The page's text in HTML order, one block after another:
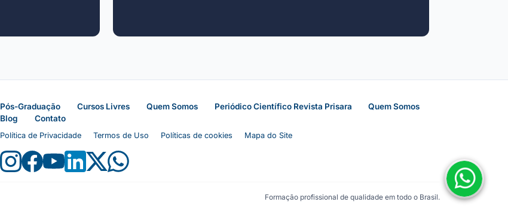
Pós-Graduação Cursos Livres Quem Somos Periódico Científico Revista Prisara
Quem Somos
Blog
Contato
Política de Privacidade Termos de Uso Políticas de cookies Mapa do Site
Formação profissional de qualidade em todo o Brasil.